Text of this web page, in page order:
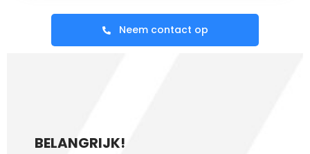
Neem contact op
BELANGRIJK!